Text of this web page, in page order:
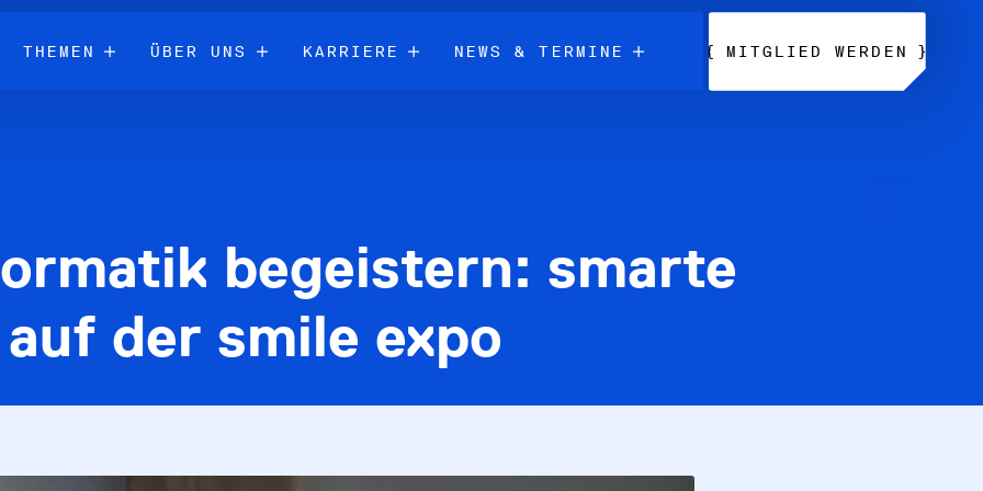
THEMEN ÜBER UNS KARRIERE NEWS & TERMINE { MITGLIED WERDEN }
begeistern: smarte
der smile expo